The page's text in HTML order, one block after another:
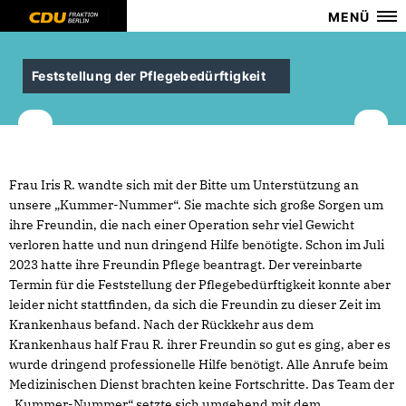
MENÜ
Feststellung der Pflegebedürftigkeit
Frau Iris R. wandte sich mit der Bitte um Unterstützung an
unsere „Kummer-Nummer“. Sie machte sich große Sorgen um
ihre Freundin, die nach einer Operation sehr viel Gewicht
verloren hatte und nun dringend Hilfe benötigte. Schon im Juli
2023 hatte ihre Freundin Pflege beantragt. Der vereinbarte
Termin für die Feststellung der Pflegebedürftigkeit konnte aber
leider nicht stattfinden, da sich die Freundin zu dieser Zeit im
Krankenhaus befand. Nach der Rückkehr aus dem
Krankenhaus half Frau R. ihrer Freundin so gut es ging, aber es
wurde dringend professionelle Hilfe benötigt. Alle Anrufe beim
Medizinischen Dienst brachten keine Fortschritte. Das Team der